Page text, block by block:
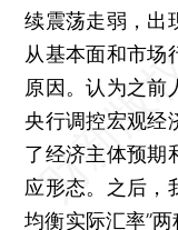
续震荡走弱，出
从基本面和市场
原因。认为之前
央行调控宏观经
了经济主体预期
应形态。之后，
均衡实际汇率”